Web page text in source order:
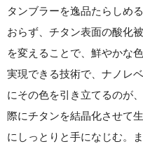
タンブラーを逸品たらしめ
おらず、チタン表面の酸化
を変えることで、鮮やかな
実現できる技術で、ナノレ
にその色を引き立てるのが
際にチタンを結晶化させて
にしっとりと手になじむ。